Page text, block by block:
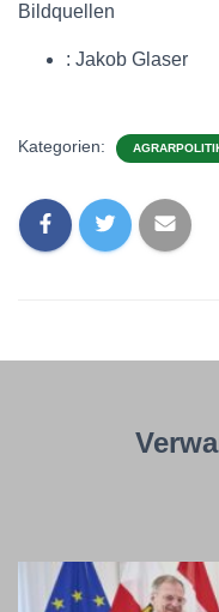
Bildquellen
: Jakob Glaser
Kategorien: